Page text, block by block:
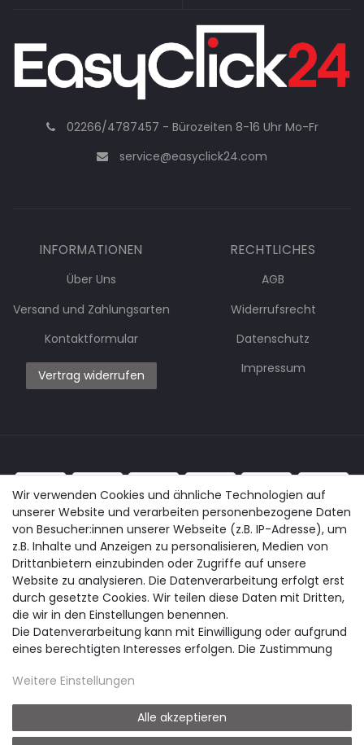
02266/4787457 - Bürozeiten 8-16 Uhr Mo-Fr
service@easyclick24.com
INFORMATIONEN
Über Uns
Versand und Zahlungsarten
Kontaktformular
Vertrag widerrufen
RECHTLICHES
AGB
Widerrufsrecht
Datenschutz
Impressum
© easyclick24 - Anhängerersatzteile und Zubehör für PKW Anhänger
Wir verwenden Cookies und ähnliche Technologien auf
unserer Website und verarbeiten personenbezogene Daten
von Besucher:innen unserer Webseite (z.B. IP-Adresse), um
z.B. Inhalte und Anzeigen zu personalisieren, Medien von
Drittanbietern einzubinden oder Zugriffe auf unsere
Website zu analysieren. Die Datenverarbeitung erfolgt erst
durch gesetzte Cookies. Wir teilen diese Daten mit Dritten,
die wir in den Einstellungen benennen.
Die Datenverarbeitung kann mit Einwilligung oder aufgrund
eines berechtigten Interesses erfolgen. Die Zustimmung
nicht einzuwilligen und die Einwilligung zu einem späteren
und weitere Hinweise zur Verwendung
personenbezogener Daten in unsererDaten­schutz­
Weitere Einstellungen
Alle akzeptieren